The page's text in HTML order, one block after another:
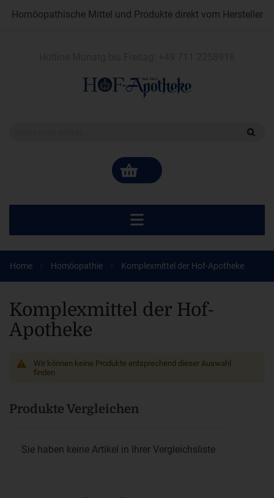
Homöopathische Mittel und Produkte direkt vom Hersteller
Home Homöopathie Komplexmittel der Hof-Apotheke
Komplexmittel der Hof-
Apotheke
Wir können keine Produkte entsprechend dieser Auswahl
finden
Produkte Vergleichen
Sie haben keine Artikel in Ihrer Vergleichsliste